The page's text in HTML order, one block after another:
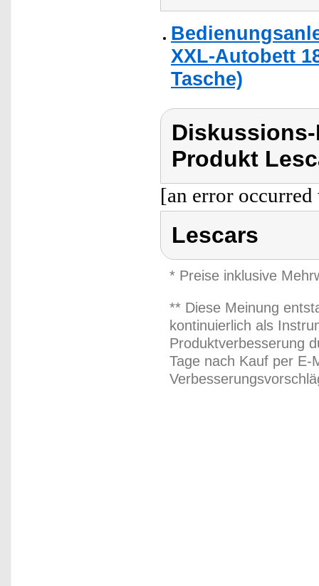
XXL-Autobett
Tasche)
Produkt
[an error
Lescars
* Preise inklusive
** Diese Meinung
kontinuierlich als
Produktverbesserung
Tage nach Kauf per E-